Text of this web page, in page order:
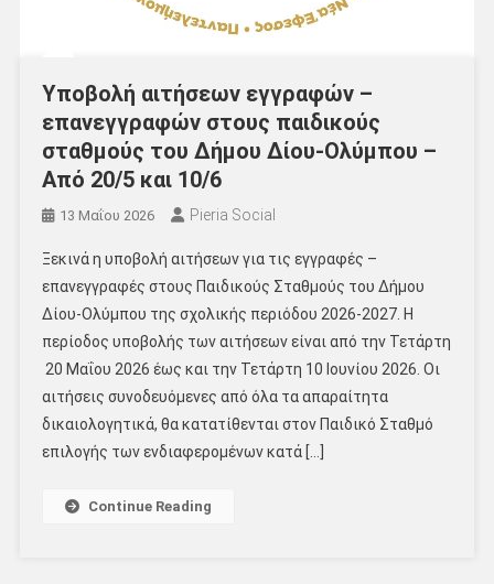
Υποβολή αιτήσεων εγγραφών –
επανεγγραφών στους παιδικούς
σταθμούς του Δήμου Δίου-Ολύμπου –
Από 20/5 και 10/6
13 Μαΐου 2026 Pieria Social
Ξεκινά η υποβολή αιτήσεων για τις εγγραφές –
επανεγγραφές στους Παιδικούς Σταθμούς του Δήμου
Δίου-Ολύμπου της σχολικής περιόδου 2026-2027. Η
περίοδος υποβολής των αιτήσεων είναι από την Τετάρτη
20 Μαΐου 2026 έως και την Τετάρτη 10 Ιουνίου 2026. Οι
αιτήσεις συνοδευόμενες από όλα τα απαραίτητα
δικαιολογητικά, θα κατατίθενται στον Παιδικό Σταθμό
επιλογής των ενδιαφερομένων κατά […]
Continue Reading